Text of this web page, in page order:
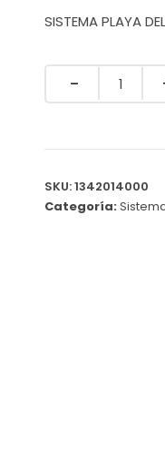
SISTEMA PLAYA
Quantity
SKU:1342014000
Categoría: